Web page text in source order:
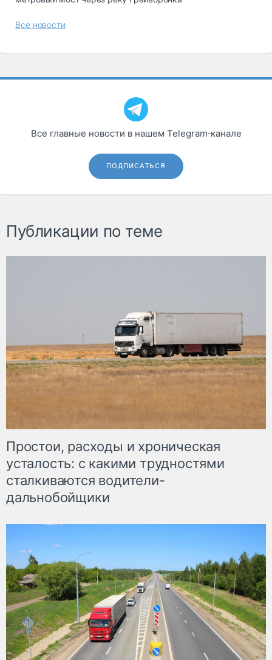
Все новости
Все главные новости в нашем Telegram‑канале
ПОДПИСАТЬСЯ
Публикации по теме
Простои, расходы и хроническая
усталость: с какими трудностями
сталкиваются водители-
дальнобойщики